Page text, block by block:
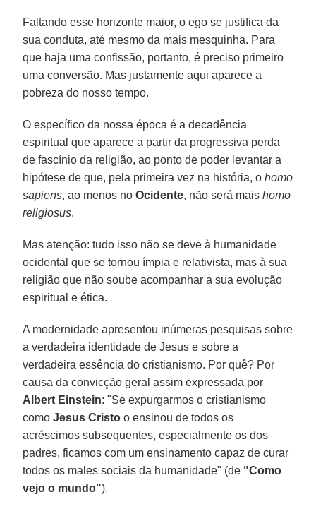
Faltando esse horizonte maior, o ego se justifica da
sua conduta, até mesmo da mais mesquinha. Para
que haja uma confissão, portanto, é preciso primeiro
uma conversão. Mas justamente aqui aparece a
pobreza do nosso tempo.
O específico da nossa época é a decadência
espiritual que aparece a partir da progressiva perda
de fascínio da religião, ao ponto de poder levantar a
hipótese de que, pela primeira vez na história, ohomo
sapiens, ao menos noOcidente, não será maishomo
religiosus.
Mas atenção: tudo isso não se deve à humanidade
ocidental que se tornou ímpia e relativista, mas à sua
religião que não soube acompanhar a sua evolução
espiritual e ética.
A modernidade apresentou inúmeras pesquisas sobre
a verdadeira identidade de Jesus e sobre a
verdadeira essência do cristianismo. Por quê? Por
causa da convicção geral assim expressada por
Albert Einstein: "Se expurgarmos o cristianismo
comoJesus Cristo o ensinou de todos os
acréscimos subsequentes, especialmente os dos
padres, ficamos com um ensinamento capaz de curar
todos os males sociais da humanidade" (de "Como
vejo o mundo").